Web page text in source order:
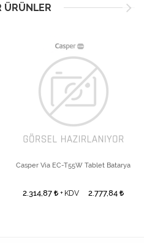
ÜRÜNLER
Casper Via EC-T55W Tablet Batarya
2.314,87 + KDV 2.777,84